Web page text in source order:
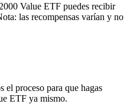
Value ETF puedes recibir
las recompensas varían y no
proceso para que hagas
ETF ya mismo.